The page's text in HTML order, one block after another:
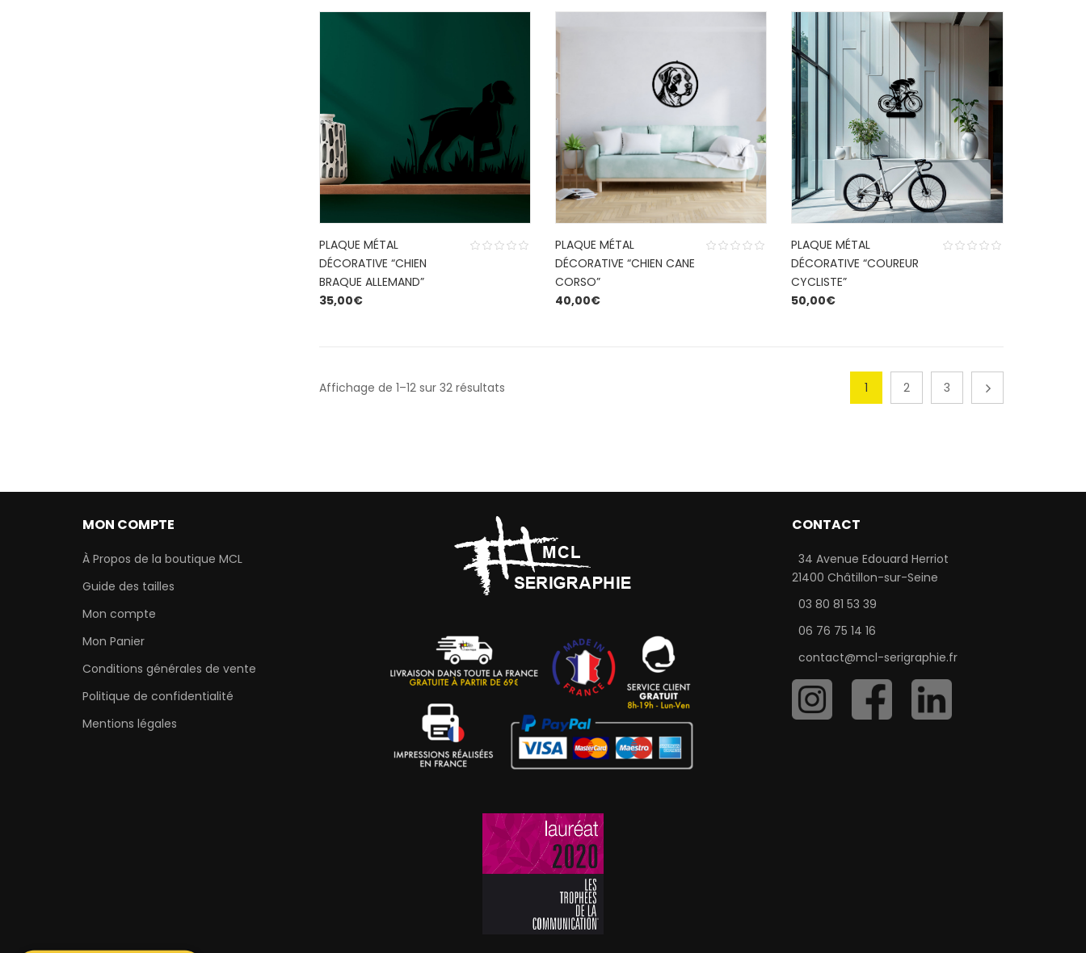
PLAQUE MÉTAL
DÉCORATIVE “CHIEN
BRAQUE ALLEMAND”
35,00€
PLAQUE MÉTAL
DÉCORATIVE “CHIEN CANE
CORSO”
40,00€
PLAQUE MÉTAL
DÉCORATIVE “COUREUR
CYCLISTE”
50,00€
Affichage de 1–12 sur 32 résultats 1 2 3
MON COMPTE
À Propos de la boutique MCL
Guide des tailles
Mon compte
Mon Panier
Conditions générales de vente
Politique de confidentialité
Mentions légales
CONTACT
34 Avenue Edouard Herriot
21400 Châtillon-sur-Seine
03 80 81 53 39
06 76 75 14 16
contact@mcl-serigraphie.fr